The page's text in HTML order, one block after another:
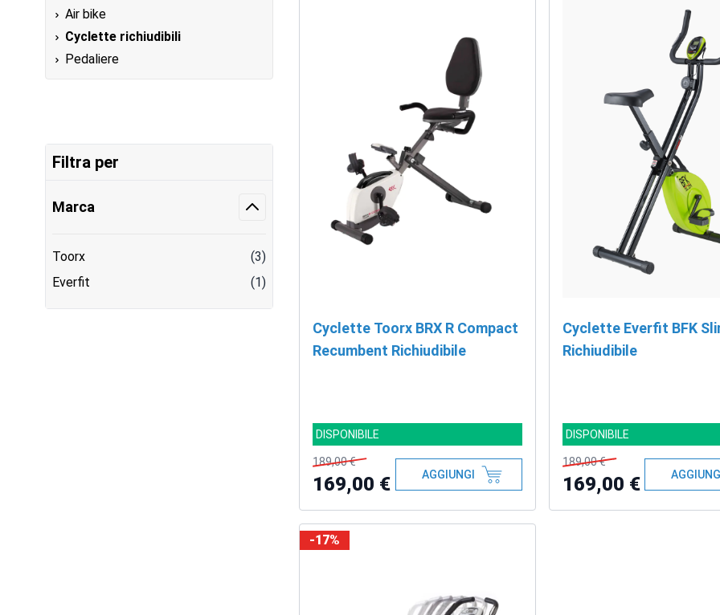
Air bike
Cyclette richiudibili
Pedaliere
Filtra per
Marca
Toorx
(3)
Everfit
(1)
Cyclette Toorx BRX R Compact
Recumbent Richiudibile
DISPONIBILE
189,00 €
169,00 € AGGIUNGI
Cyclette Everfit BFK
Richiudibile
DISPONIBILE
189,00 €
169,00 € AGGIUNGI
-17%